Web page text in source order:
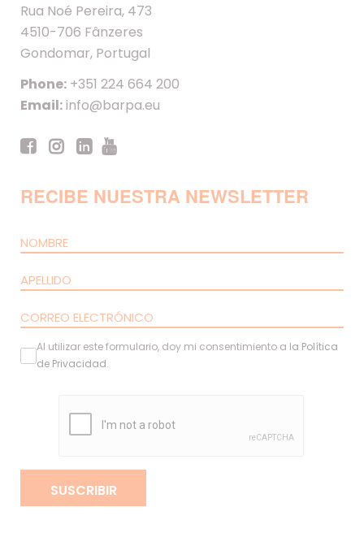
Rua Noé Pereira, 473
4510-706 Fânzeres
Gondomar, Portugal
Phone: +351 224 664 200
Email:info@barpa.eu
RECIBE NUESTRA NEWSLETTER
Al utilizar este formulario, doy mi consentimiento a la Política
de Privacidad.
SUSCRIBIR